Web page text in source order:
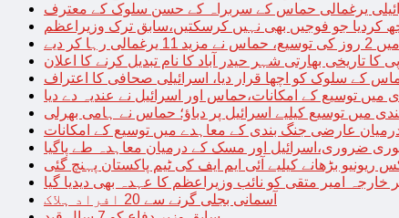
یرغمالی حماس کے سربراہ کے حسن سلوک کے معترف
کردیا جو فوجیں بھی نہیں کرسکتیں،سابق ترک وزیراعظم
کر دیے
کا تاریخی بھارتی شہر حیدر آباد کا نام تبدیل کرنے کا اعلان
کے سلوک کو اچھا قرار دیا، اسرائیلی صحافی کا اعتراف
میں توسیع کے امکانات،حماس اور اسرائیل نے عندیہ دے دیا
میں توسیع کیلیے اسرائیل پر دباؤ؛ حماس نے ہامی بھرلی
عارضی جنگ بندی کے معاہدے میں توسیع کے امکانات
ضروری،اسرائیل اور مسک کے درمیان معاہدہ طے پاگیا
ریونیو بڑھانے کیلیے آئی ایم ایف کی ٹیم پاکستان پہنچ گئی
خارجہ امیر متقی کو نائب وزیراعظم کا عہدہ بھی دیدیا گیا
آسمانی بجلی گرنے سے 20 افراد ہلاک